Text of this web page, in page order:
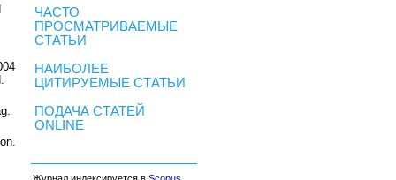
.
.
ЧАСТО
ПРОСМАТРИВАЕМЫЕ
СТАТЬИ
НАИБОЛЕЕ
ЦИТИРУЕМЫЕ СТАТЬИ
ПОДАЧА СТАТЕЙ
ONLINE